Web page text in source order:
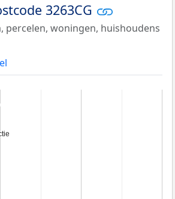
3263CG
percelen, woningen, huishoudens